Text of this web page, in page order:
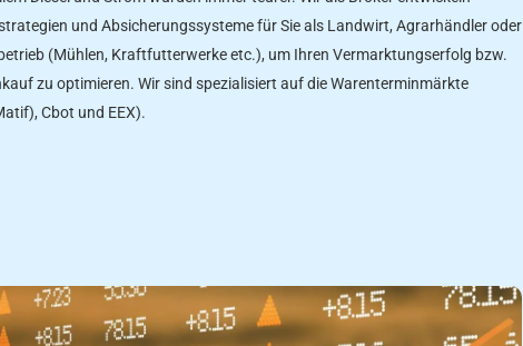
und Absicherungssysteme für Sie als Landwirt, Agrarhändler oder
(Mühlen, Kraftfutterwerke etc.), um Ihren Vermarktungserfolg bzw.
zu optimieren. Wir sind spezialisiert auf die Warenterminmärkte
Cbot und EEX).